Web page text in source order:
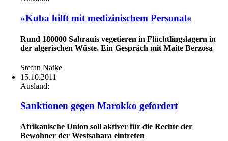
»Kuba hilft mit medizinischem Personal«
Rund 180000 Sahrauis vegetieren in Flüchtlingslagern in
der algerischen Wüste. Ein Gespräch mit Maite Berzosa
Stefan Natke
15.10.2011
Ausland:
Sanktionen gegen Marokko gefordert
Afrikanische Union soll aktiver für die Rechte der
Bewohner der Westsahara eintreten